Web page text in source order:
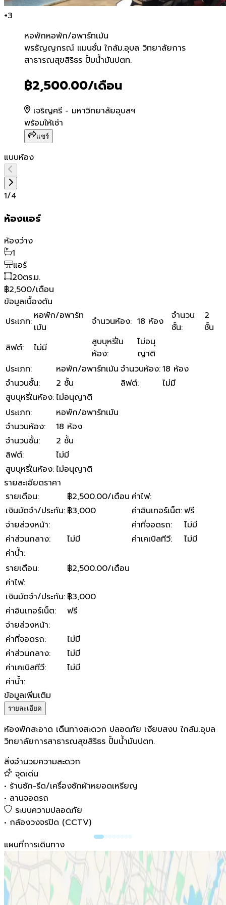
+3
หอพักหอพัก/อพาร์ทเม้น
พรธัญญกรณ์ แมนชั่น ใกล้ม.
พรธัญญกรณ์ แมนชั่น ใกล้ม.อุบล วิทยาลัยการ
สาธารณสุขสิริธร ปั้มน้ำมันปตท.
฿2,500.00/เดือน
เจริญศรี - มหาวิทยาลัยอุบลฯ
พร้อมให้เช่า
แชร์
แบบห้อง
1/4
ห้องเเอร์
ห้องว่าง
1
แอร์
20ตร.ม.
฿2,500/เดือน
ข้อมูลเบื้องต้น
ประเภท: หอพัก/อพาร์ท
เม้น
จำนวนห้อง: 18 ห้อง
จำนวน
ชั้น:
2
ชั้น
ลิฟต์: ไม่มี
สูบบุหรี่ใน
ห้อง:
ไม่อนุ
ญาติ
ประเภท: หอพัก/อพาร์ทเม้น จำนวนห้อง:18 ห้อง
จำนวนชั้น: 2 ชั้น ลิฟต์:
ไม่มี
สูบบุหรี่ในห้อง:ไม่อนุญาติ
ประเภท:
หอพัก/อพาร์ทเม้น
จำนวนห้อง:
18 ห้อง
จำนวนชั้น:
2 ชั้น
ลิฟต์:
ไม่มี
สูบบุหรี่ในห้อง:ไม่อนุญาติ
รายละเอียดราคา
รายเดือน: ฿2,500.00/เดือน ค่าไฟ:
เงินมัดจำ/ประกัน: ฿3,000 ค่าอินเทอร์เน็ต:ฟรี
จ่ายล่วงหน้า: ค่าที่จอดรถ:
ไม่มี
ค่าส่วนกลาง: ไม่มี ค่าเคเบิลทีวี:
ไม่มี
ค่าน้ำ:
รายเดือน:
฿2,500.00/เดือน
ค่าไฟ:
เงินมัดจำ/ประกัน: ฿3,000
ค่าอินเทอร์เน็ต:
ฟรี
จ่ายล่วงหน้า:
ค่าที่จอดรถ:
ไม่มี
ค่าส่วนกลาง:
ไม่มี
ค่าเคเบิลทีวี:
ไม่มี
ค่าน้ำ:
ข้อมูลเพิ่มเติม
รายละเอียด
ห้องพักสะอาด เดืนทางสะดวก ปลอดภัย เงียบสงบ ใกล้ม.อุบล
วิทยาลัยการสาธารณสุขสิริธร ปั้มน้ำมันปตท.
สิ่งอำนวยความสะดวก
จุดเด่น
• ร้านซัก-รีด/เครื่องซักผ้าหยอดเหรียญ
• ลานจอดรถ
ระบบความปลอดภัย
• กล้องวงจรปิด (CCTV)
แผนที่การเดินทาง